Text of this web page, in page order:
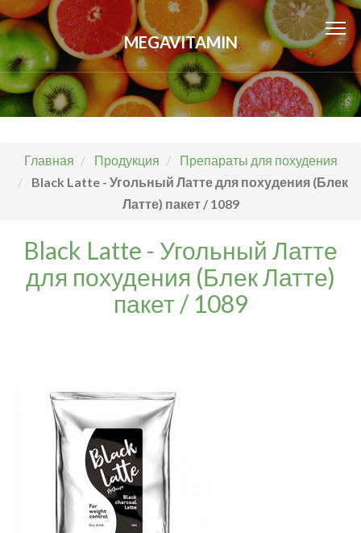
MEGAVITAMIN
Главная Продукция
Препараты для похудения
Black Latte - Угольный Латте для похудения (Блек
Латте) пакет / 1089
Black Latte - Угольный Латте
для похудения (Блек Латте)
пакет / 1089